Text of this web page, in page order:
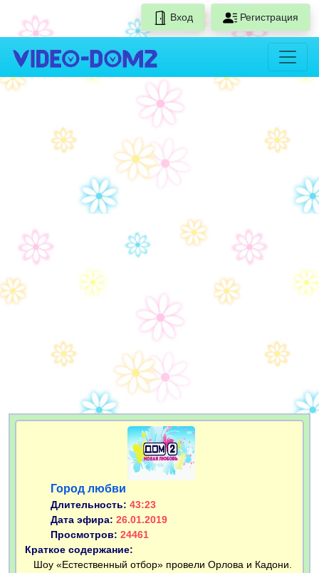
Вход Регистрация
Город любви
Длительность: 43:23
Дата эфира: 26.01.2019
Просмотров: 24461
Краткое содержание:
Шоу «Естественный отбор» провели Орлова и Кадони.